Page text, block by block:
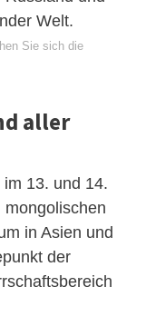
Welt.
Sie sich die
aller
13. und 14.
in Asien und
der